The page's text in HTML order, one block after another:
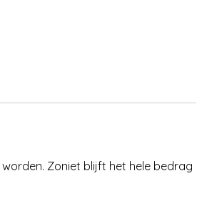
Zoniet blijft het hele bedrag